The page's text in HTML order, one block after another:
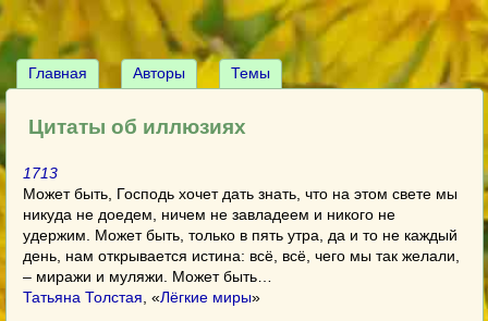
Главная Авторы Темы
Цитаты об иллюзиях
1713
Может быть, Господь хочет дать знать, что на этом свете мы
никуда не доедем, ничем не завладеем и никого не
удержим. Может быть, только в пять утра, да и то не каждый
день, нам открывается истина: всё, всё, чего мы так желали,
– миражи и муляжи. Может быть…
Татьяна Толстая , «Лёгкие миры»